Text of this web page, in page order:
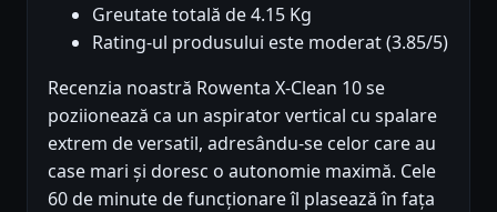
Greutate totală de 4.15 Kg
Rating-ul produsului este moderat (3.85/5)
Recenzia noastră Rowenta X-Clean 10 se
poziionează ca un aspirator vertical cu spalare
extrem de versatil, adresându-se celor care au
case mari și doresc o autonomie maximă. Cele
60 de minute de funcționare îl plasează în fața